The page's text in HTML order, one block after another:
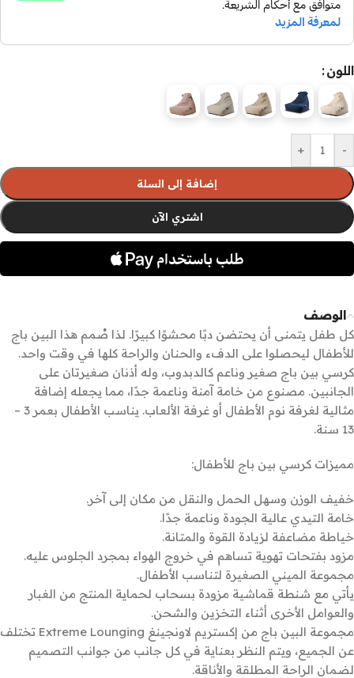
اللون
-
+
إضافة إلى السلة
اشتري الآن
الوصف
كل طفل يتمنى أن يحتضن دبًا محشوًا كبيرًا. لذا صُمم هذا البين باج
للأطفال ليحصلوا على الدفء والحنان والراحة كلها في وقت واحد.
كرسي بين باج صغير وناعم كالدبدوب، وله أذنان صغيرتان على
الجانبين. مصنوع من خامة آمنة وناعمة جدًا، مما يجعله إضافة
مثالية لغرفة نوم الأطفال أو غرفة الألعاب. يناسب الأطفال بعمر 3 –
13 سنة.
مميزات كرسي بين باج للأطفال:
خفيف الوزن وسهل الحمل والنقل من مكان إلى آخر.
خامة التيدي عالية الجودة وناعمة جدًا.
خياطة مضاعفة لزيادة القوة والمتانة.
مزود بفتحات تهوية تساهم في خروج الهواء بمجرد الجلوس عليه.
مجموعة الميني الصغيرة لتناسب الأطفال.
يأتي مع شنطة قماشية مزودة بسحاب لحماية المنتج من الغبار
والعوامل الأخرى أثناء التخزين والشحن.
مجموعة البين باج من إكستريم لاونجينغ Extreme Lounging تختلف
عن الجميع، ويتم النظر بعناية في كل جانب من جوانب التصميم
لضمان الراحة المطلقة والأناقة.